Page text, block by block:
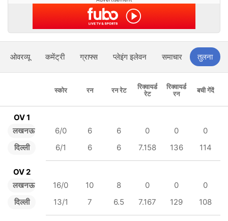
ओवरव्यू कमेंट्री ग्राफ्स प्लेइंग इलेवन समाचार तुलना
स्कोर रन रन रेट
रिक्वायर्ड
रेट
रिक्वायर्ड
रन
बची गेंदें
OV 1
लखनऊ
दिल्ली
6/0 6 6 0 0
0
6/1
6 6 7.158 136 114
OV 2
लखनऊ
दिल्ली
16/0 10 8 0 0
0
13/1
7 6.5 7.167 129 108